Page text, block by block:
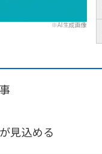
※AI生成画像
見込める